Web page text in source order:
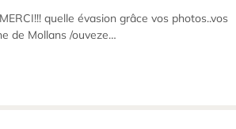
quelle évasion grâce vos photos..vos
de Mollans /ouveze…